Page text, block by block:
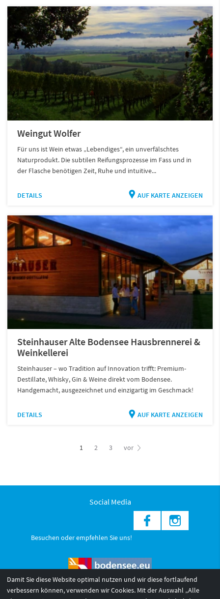
Weingut Wolfer
Für uns ist Wein etwas „Lebendiges“, ein unverfälschtes
Naturprodukt. Die subtilen Reifungsprozesse im Fass und in
der Flasche benötigen Zeit, Ruhe und intuitive...
DETAILS AUF KARTE ANZEIGEN
Steinhauser Alte Bodensee Hausbrennerei &
Weinkellerei
Steinhauser – wo Tradition auf Innovation trifft: Premium-
Destillate, Whisky, Gin & Weine direkt vom Bodensee.
Handgemacht, ausgezeichnet und einzigartig im Geschmack!
DETAILS AUF KARTE ANZEIGEN
1 2 3 vor
Social Media
Besuchen oder empfehlen Sie uns!
Damit Sie diese Website optimal nutzen und wir diese fortlaufend
verbessern können, verwenden wir Cookies. Mit der Auswahl „Alle